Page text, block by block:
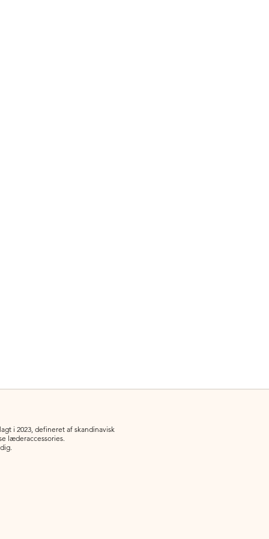
i 2023, defineret af skandinavisk
læderaccessories.